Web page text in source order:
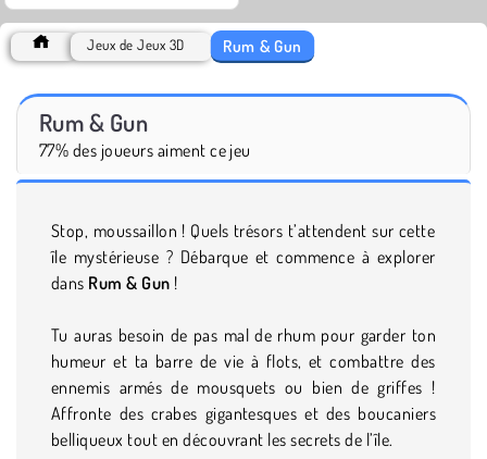
Jeux de Jeux 3D Rum & Gun
Rum & Gun
77% des joueurs aiment ce jeu
Stop, moussaillon ! Quels trésors t’attendent sur cette
île mystérieuse ? Débarque et commence à explorer
dans Rum & Gun !
Tu auras besoin de pas mal de rhum pour garder ton
humeur et ta barre de vie à flots, et combattre des
ennemis armés de mousquets ou bien de griffes !
Affronte des crabes gigantesques et des boucaniers
belliqueux tout en découvrant les secrets de l’île.